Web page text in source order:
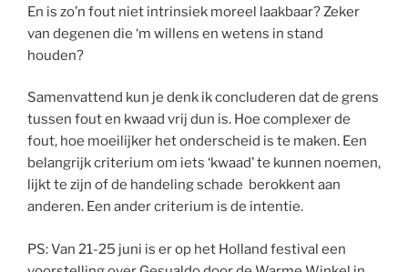
En is zo’n fout niet intrinsiek moreel laakbaar? Zeker
van degenen die ‘m willens en wetens in stand
houden?
Samenvattend kun je denk ik concluderen dat de grens
tussen fout en kwaad vrij dun is. Hoe complexer de
fout, hoe moeilijker het onderscheid is te maken. Een
belangrijk criterium om iets ‘kwaad’ te kunnen noemen,
lijkt te zijn of de handeling schade berokkent aan
anderen. Een ander criterium is de intentie.
PS: Van 21-25 juni is er op het Holland festival een